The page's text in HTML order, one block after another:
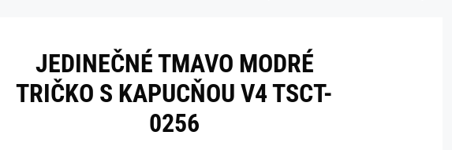
JEDINEČNÉ TMAVO MODRÉ
TRIČKO S KAPUCŇOU V4 TSCT-
0256